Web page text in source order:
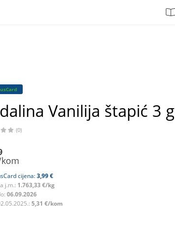
Vanilija štapić 3 g
(0)
cijena:3,99 €
j.m.: 1.763,33 €/kg
06.09.2026
5,31 €/kom